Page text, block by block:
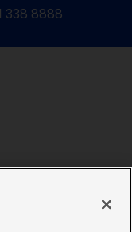
338 8888